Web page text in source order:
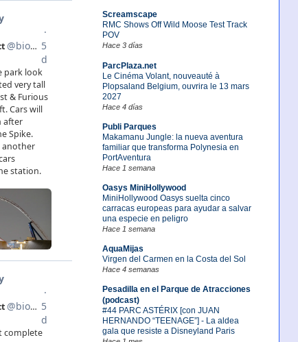
Screamscape
RMC Shows Off Wild Moose Test Track
POV
Hace 3 días
ParcPlaza.net
Le Cinéma Volant, nouveauté à
Plopsaland Belgium, ouvrira le 13 mars
2027
Hace 4 días
Publi Parques
Makamanu Jungle: la nueva aventura
familiar que transforma Polynesia en
PortAventura
Hace 1 semana
Oasys MiniHollywood
MiniHollywood Oasys suelta cinco
carracas europeas para ayudar a salvar
una especie en peligro
Hace 1 semana
AquaMijas
Virgen del Carmen en la Costa del Sol
Hace 4 semanas
Pesadilla en el Parque de Atracciones
(podcast)
#44 PARC ASTÉRIX [con JUAN
HERNANDO “TEENAGE”] - La aldea
gala que resiste a Disneyland Paris